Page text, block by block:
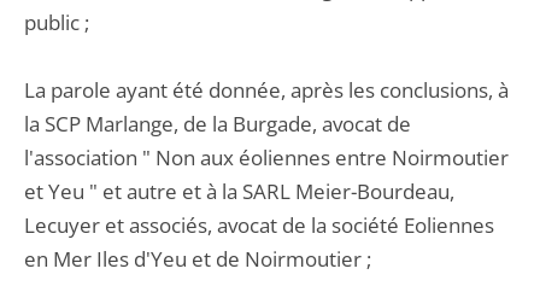
public ;
La parole ayant été donnée, après les conclusions, à
la SCP Marlange, de la Burgade, avocat de
l'association " Non aux éoliennes entre Noirmoutier
et Yeu " et autre et à la SARL Meier-Bourdeau,
Lecuyer et associés, avocat de la société Eoliennes
en Mer Iles d'Yeu et de Noirmoutier ;